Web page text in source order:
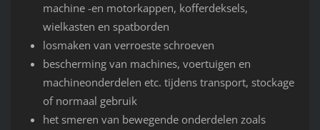
machine -en motorkappen, kofferdeksels,
wielkasten en spatborden
losmaken van verroeste schroeven
bescherming van machines, voertuigen en
machineonderdelen etc. tijdens transport, stockage
of normaal gebruik
het smeren van bewegende onderdelen zoals